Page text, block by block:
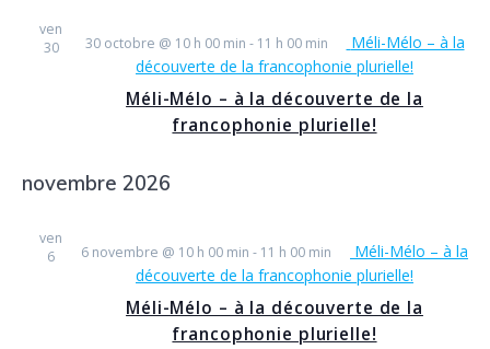
ven
30
Méli-Mélo – à la découverte de la
francophonie plurielle!
30 octobre @ 10 h 00 min - 11 h 00 min
Méli-Mélo – à la
découverte de la francophonie plurielle!
novembre 2026
ven
6
Méli-Mélo – à la découverte de la
francophonie plurielle!
6 novembre @ 10 h 00 min - 11 h 00 min
Méli-Mélo – à la
découverte de la francophonie plurielle!